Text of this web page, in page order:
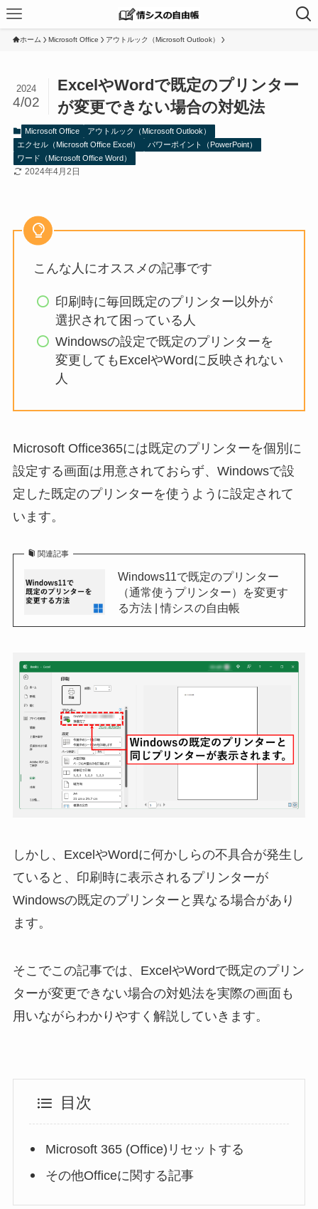
ホーム Microsoft Office アウトルック（Microsoft Outlook）
ExcelやWordで既定のプリンター
が変更できない場合の対処法
2024
4/02
Microsoft Office
アウトルック（Microsoft Outlook）
エクセル（Microsoft Office Excel）
パワーポイント（PowerPoint）
ワード（Microsoft Office Word）
2024年4月2日
こんな人にオススメの記事です
印刷時に毎回既定のプリンター以外が
選択されて困っている人
Windowsの設定で既定のプリンターを
変更してもExcelやWordに反映されない
人
Microsoft Office365には既定のプリンターを個別に
設定する画面は用意されておらず、Windowsで設
定した既定のプリンターを使うように設定されて
います。
関連記事
Windows11で既定のプリンター
（通常使うプリンター）を変更す
る方法 | 情シスの自由帳
しかし、ExcelやWordに何かしらの不具合が発生し
ていると、印刷時に表示されるプリンターが
Windowsの既定のプリンターと異なる場合があり
ます。
そこでこの記事では、ExcelやWordで既定のプリン
ターが変更できない場合の対処法を実際の画面も
用いながらわかりやすく解説していきます。
目次
Microsoft 365 (Office)リセットする
その他Officeに関する記事